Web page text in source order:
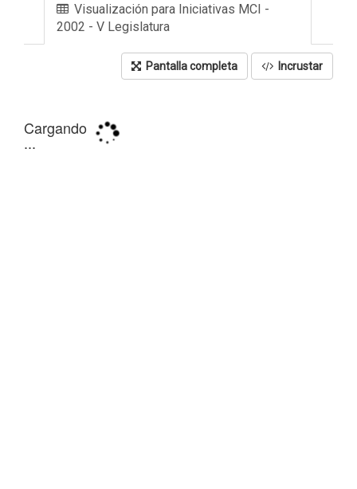
Visualización para Iniciativas MCI -
2002 - V Legislatura
Pantalla completa Incrustar